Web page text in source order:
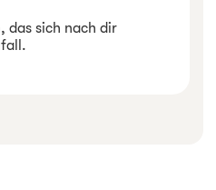
das sich nach dir